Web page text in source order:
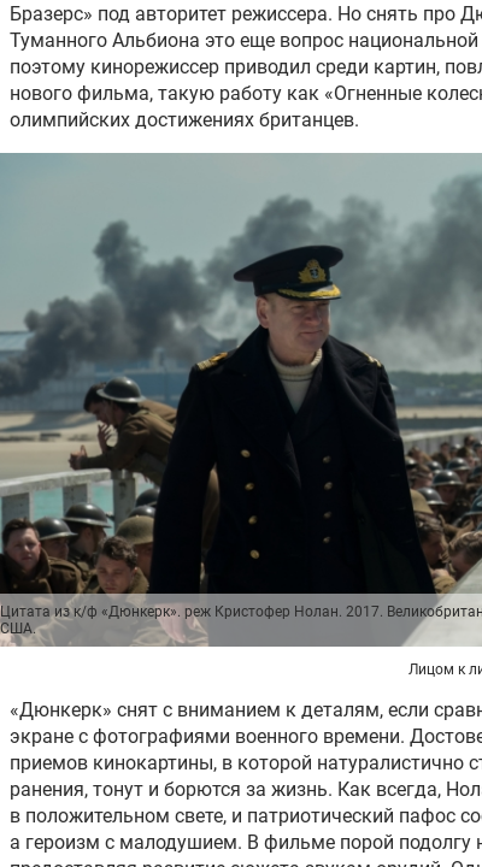
Бразерс» под авторитет режиссера. Но снять про
Туманного Альбиона это еще вопрос
поэтому кинорежиссер приводил среди картин,
нового фильма, такую работу как «Огненные
олимпийских достижениях британцев.
Цитата из к/ф «Дюнкерк». реж Кристофер Нолан. 2017.
США.
Лицом к
«Дюнкерк» снят с вниманием к деталям, если
экране с фотографиями военного времени.
приемов кинокартины, в которой натуралистично
ранения, тонут и борются за жизнь. Как всегда,
в положительном свете, и патриотический пафос
а героизм с малодушием. В фильме порой подолгу